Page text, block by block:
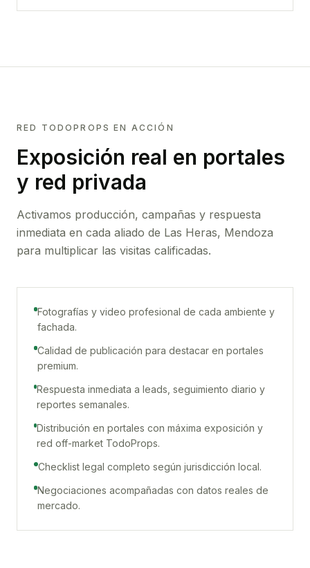
RED TODOPROPS EN ACCIÓN
Exposición real en portales
y red privada
Activamos producción, campañas y respuesta
inmediata en cada aliado de Las Heras, Mendoza
para multiplicar las visitas calificadas.
Fotografías y video profesional de cada ambiente y
fachada.
Calidad de publicación para destacar en portales
premium.
Respuesta inmediata a leads, seguimiento diario y
reportes semanales.
Distribución en portales con máxima exposición y
red off-market TodoProps.
Checklist legal completo según jurisdicción local.
Negociaciones acompañadas con datos reales de
mercado.